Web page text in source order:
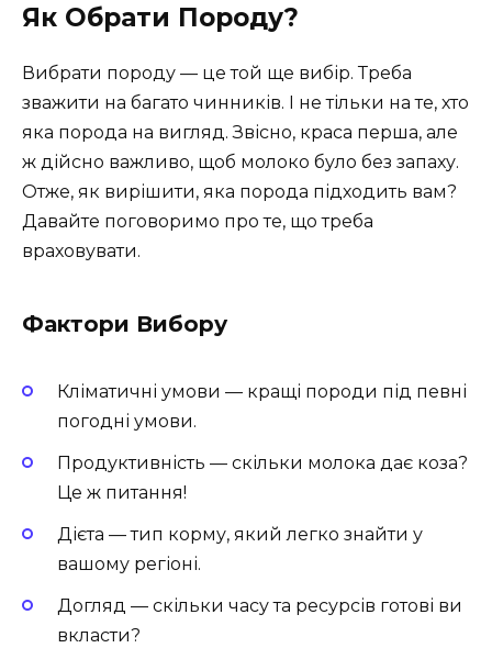
Як Обрати Породу?
Вибрати породу — це той ще вибір. Треба
зважити на багато чинників. І не тільки на те, хто
яка порода на вигляд. Звісно, краса перша, але
ж дійсно важливо, щоб молоко було без запаху.
Отже, як вирішити, яка порода підходить вам?
Давайте поговоримо про те, що треба
враховувати.
Фактори Вибору
Кліматичні умови — кращі породи під певні
погодні умови.
Продуктивність — скільки молока дає коза?
Це ж питання!
Дієта — тип корму, який легко знайти у
вашому регіоні.
Догляд — скільки часу та ресурсів готові ви
вкласти?